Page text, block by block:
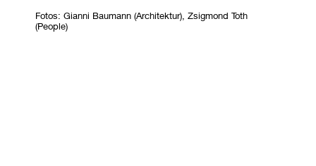
Fotos: Gianni Baumann (Architektur), Zsigmond Toth
(People)